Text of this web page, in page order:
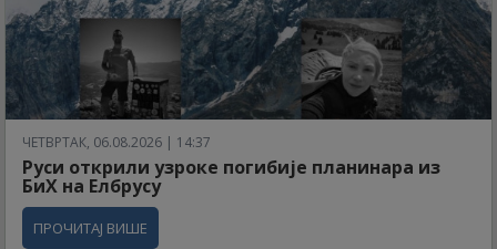
ЧЕТВРТАК, 06.08.2026 | 14:37
Руси открили узроке погибије планинара из
БиХ на Елбрусу
ПРОЧИТАЈ ВИШЕ